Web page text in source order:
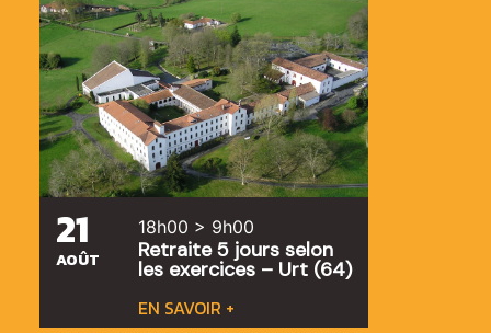
21
AOÛT
18h00 > 9h00
Retraite 5 jours selon
les exercices – Urt (64)
EN SAVOIR +